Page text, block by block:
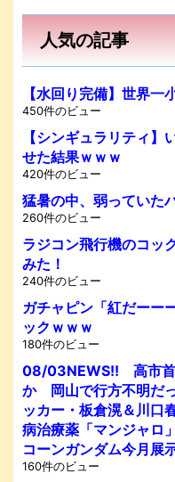
人気の記事
【水回り完備】世界一
450件のビュー
【シンギュラリティ
せた結果ｗｗｗ
420件のビュー
猛暑の中、弱っていた
260件のビュー
ラジコン飛行機のコッ
みた！
240件のビュー
ガチャピン「紅だーー
ックｗｗｗ
180件のビュー
08/03NEWS!! 高市首
か 岡山で行方不明だ
ッカー・板倉滉＆川
病治療薬「マンジャ
コーンガンダム今月展
160件のビュー